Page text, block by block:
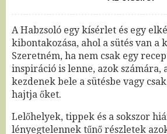
A Habzsoló egy kísérlet és egy
kibontakozása, ahol a sütés van a
Szeretném, ha nem csak egy
inspiráció is lenne, azok számára,
kezdenek bele a sütésbe vagy
hajtja őket.
Lelőhelyek, tippek és a sokszor
lényegtelennek tűnő részletek